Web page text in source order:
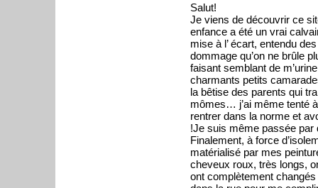
Salut!
Je viens de découvrir ce
enfance a été un vrai
mise à l’ écart, entendu
dommage qu’on ne brûle
faisant semblant de
charmants petits
la bêtise des parents qui
mômes… j’ai même tenté
rentrer dans la norme et
!Je suis même passée par
Finalement, à force
matérialisé par mes
cheveux roux, très longs,
ont complètement